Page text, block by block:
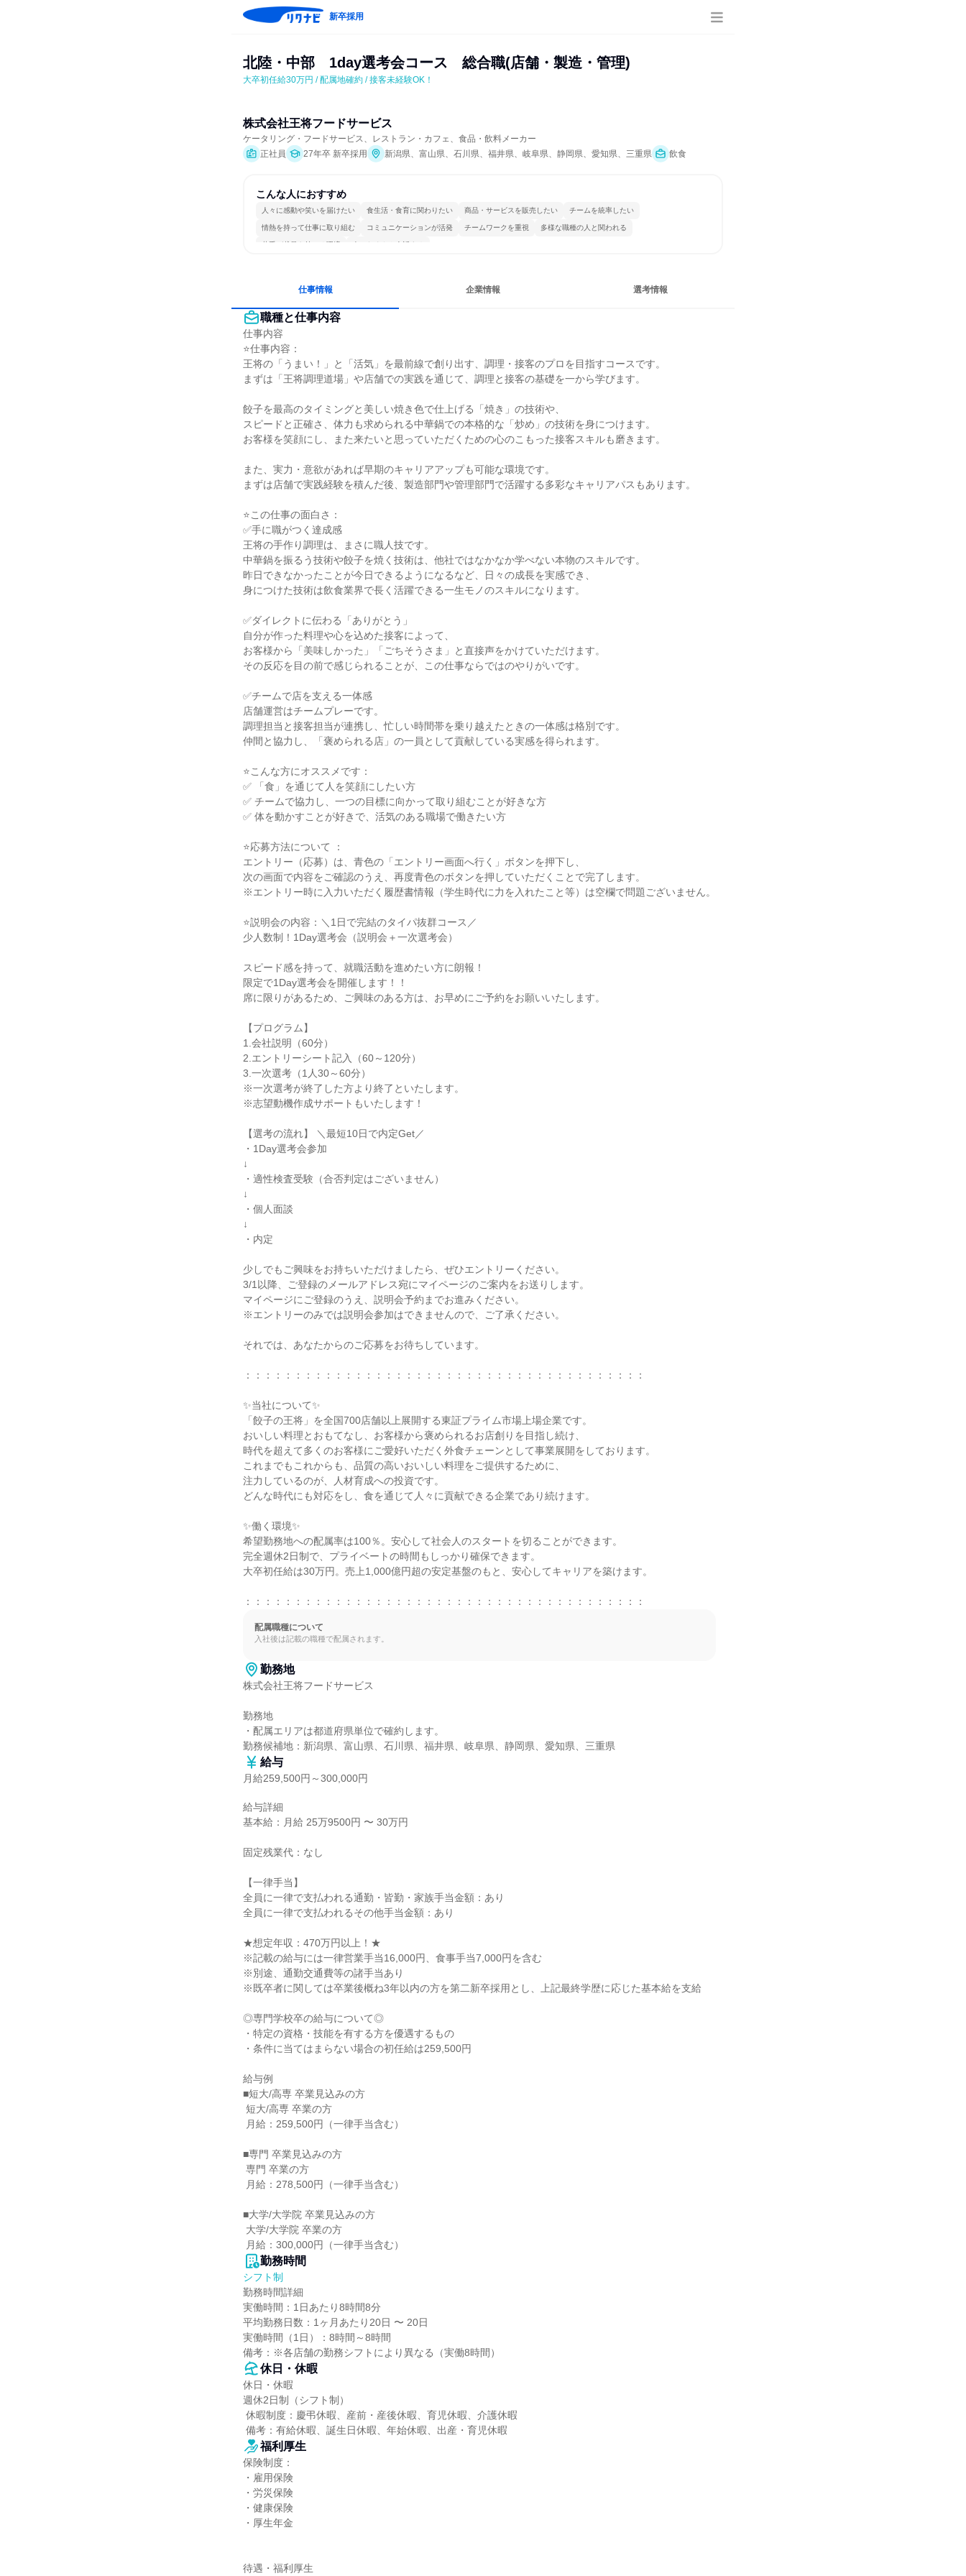
新卒採用
北陸・中部　1day選考会コース　総合職(店舗・製造・管理)
大卒初任給30万円 / 配属地確約 / 接客未経験OK！
株式会社王将フードサービス
ケータリング・フードサービス、レストラン・カフェ、食品・飲料メーカー
正社員
27年卒 新卒採用 新潟県、富山県、石川県、福井県、岐阜県、静岡県、愛知県、三重県 飲食
こんな人におすすめ
人々に感動や笑いを届けたい 食生活・食育に関わりたい 商品・サービスを販売したい チームを統率したい
情熱を持って仕事に取り組む コミュニケーションが活発 チームワークを重視 多様な職種の人と関われる
若手が裁量を持てる環境 人とたくさん会話する
仕事情報 企業情報 選考情報
職種と仕事内容
仕事内容
⭐仕事内容：
王将の「うまい！」と「活気」を最前線で創り出す、調理・接客のプロを目指すコースです。
まずは「王将調理道場」や店舗での実践を通じて、調理と接客の基礎を一から学びます。
餃子を最高のタイミングと美しい焼き色で仕上げる「焼き」の技術や、
スピードと正確さ、体力も求められる中華鍋での本格的な「炒め」の技術を身につけます。
お客様を笑顔にし、また来たいと思っていただくための心のこもった接客スキルも磨きます。
また、実力・意欲があれば早期のキャリアアップも可能な環境です。
まずは店舗で実践経験を積んだ後、製造部門や管理部門で活躍する多彩なキャリアパスもあります。
⭐この仕事の面白さ：
✅手に職がつく達成感
王将の手作り調理は、まさに職人技です。
中華鍋を振るう技術や餃子を焼く技術は、他社ではなかなか学べない本物のスキルです。
昨日できなかったことが今日できるようになるなど、日々の成長を実感でき、
身につけた技術は飲食業界で長く活躍できる一生モノのスキルになります。
✅ダイレクトに伝わる「ありがとう」
自分が作った料理や心を込めた接客によって、
お客様から「美味しかった」「ごちそうさま」と直接声をかけていただけます。
その反応を目の前で感じられることが、この仕事ならではのやりがいです。
✅チームで店を支える一体感
店舗運営はチームプレーです。
調理担当と接客担当が連携し、忙しい時間帯を乗り越えたときの一体感は格別です。
仲間と協力し、「褒められる店」の一員として貢献している実感を得られます。
⭐こんな方にオススメです：
✅ 「食」を通じて人を笑顔にしたい方
✅ チームで協力し、一つの目標に向かって取り組むことが好きな方
✅ 体を動かすことが好きで、活気のある職場で働きたい方
⭐応募方法について ：
エントリー（応募）は、青色の「エントリー画面へ行く」ボタンを押下し、
次の画面で内容をご確認のうえ、再度青色のボタンを押していただくことで完了します。
※エントリー時に入力いただく履歴書情報（学生時代に力を入れたこと等）は空欄で問題ございません。
⭐説明会の内容：＼1日で完結のタイパ抜群コース／
少人数制！1Day選考会（説明会＋一次選考会）
スピード感を持って、就職活動を進めたい方に朗報！
限定で1Day選考会を開催します！！
席に限りがあるため、ご興味のある方は、お早めにご予約をお願いいたします。
【プログラム】
1.会社説明（60分）
2.エントリーシート記入（60～120分）
3.一次選考（1人30～60分）
※一次選考が終了した方より終了といたします。
※志望動機作成サポートもいたします！
【選考の流れ】 ＼最短10日で内定Get／
・1Day選考会参加
↓
・適性検査受験（合否判定はございません）
↓
・個人面談
↓
・内定
少しでもご興味をお持ちいただけましたら、ぜひエントリーください。
3/1以降、ご登録のメールアドレス宛にマイページのご案内をお送りします。
マイページにご登録のうえ、説明会予約までお進みください。
※エントリーのみでは説明会参加はできませんので、ご了承ください。
それでは、あなたからのご応募をお待ちしています。
：：：：：：：：：：：：：：：：：：：：：：：：：：：：：：：：：：：：：：：：
✨当社について✨
「餃子の王将」を全国700店舗以上展開する東証プライム市場上場企業です。
おいしい料理とおもてなし、お客様から褒められるお店創りを目指し続け、
時代を超えて多くのお客様にご愛好いただく外食チェーンとして事業展開をしております。
これまでもこれからも、品質の高いおいしい料理をご提供するために、
注力しているのが、人材育成への投資です。
どんな時代にも対応をし、食を通じて人々に貢献できる企業であり続けます。
✨働く環境✨
希望勤務地への配属率は100％。安心して社会人のスタートを切ることができます。
完全週休2日制で、プライベートの時間もしっかり確保できます。
大卒初任給は30万円。売上1,000億円超の安定基盤のもと、安心してキャリアを築けます。
：：：：：：：：：：：：：：：：：：：：：：：：：：：：：：：：：：：：：：：：
配属職種について
入社後は記載の職種で配属されます。
勤務地
株式会社王将フードサービス
勤務地
・配属エリアは都道府県単位で確約します。
勤務候補地：新潟県、富山県、石川県、福井県、岐阜県、静岡県、愛知県、三重県
給与
月給259,500円～300,000円
給与詳細
基本給：月給 25万9500円 〜 30万円
固定残業代：なし
【一律手当】
全員に一律で支払われる通勤・皆勤・家族手当金額：あり
全員に一律で支払われるその他手当金額：あり
★想定年収：470万円以上！★
※記載の給与には一律営業手当16,000円、食事手当7,000円を含む
※別途、通勤交通費等の諸手当あり
※既卒者に関しては卒業後概ね3年以内の方を第二新卒採用とし、上記最終学歴に応じた基本給を支給
◎専門学校卒の給与について◎
・特定の資格・技能を有する方を優遇するもの
・条件に当てはまらない場合の初任給は259,500円
給与例
■短大/高専 卒業見込みの方
■専門 卒業見込みの方
■大学/大学院 卒業見込みの方
月給：300,000円（一律手当含む）
勤務時間
シフト制
勤務時間詳細
実働時間：1日あたり8時間8分
平均勤務日数：1ヶ月あたり20日 〜 20日
実働時間（1日）：8時間～8時間
備考：※各店舗の勤務シフトにより異なる（実働8時間）
休日・休暇
休日・休暇
週休2日制（シフト制）
備考：有給休暇、誕生日休暇、年始休暇、出産・育児休暇
福利厚生
保険制度：
・雇用保険
・労災保険
・健康保険
・厚生年金
待遇・福利厚生